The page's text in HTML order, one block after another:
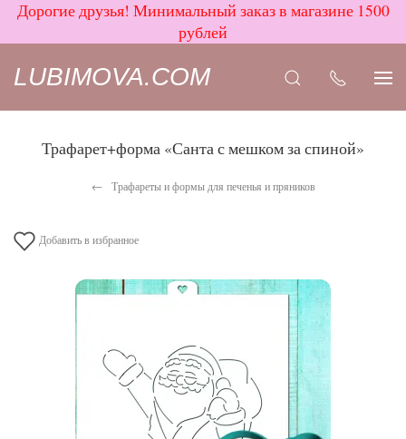
Дорогие друзья! Минимальный заказ в магазине 1500
рублей
LUBIMOVA.COM
Трафарет+форма «Санта с мешком за спиной»
Трафареты и формы для печенья и пряников
Добавить в избранное